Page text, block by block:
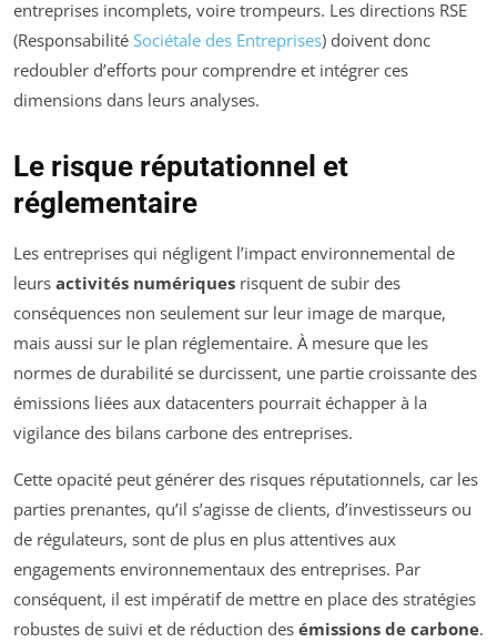
entreprises incomplets, voire trompeurs. Les directions RSE
(Responsabilité Sociétale des Entreprises) doivent donc
redoubler d’efforts pour comprendre et intégrer ces
dimensions dans leurs analyses.
Le risque réputationnel et
réglementaire
Les entreprises qui négligent l’impact environnemental de
leurs activités numériques risquent de subir des
conséquences non seulement sur leur image de marque,
mais aussi sur le plan réglementaire. À mesure que les
normes de durabilité se durcissent, une partie croissante des
émissions liées aux datacenters pourrait échapper à la
vigilance des bilans carbone des entreprises.
Cette opacité peut générer des risques réputationnels, car les
parties prenantes, qu’il s’agisse de clients, d’investisseurs ou
de régulateurs, sont de plus en plus attentives aux
engagements environnementaux des entreprises. Par
conséquent, il est impératif de mettre en place des stratégies
robustes de suivi et de réduction des émissions de carbone.